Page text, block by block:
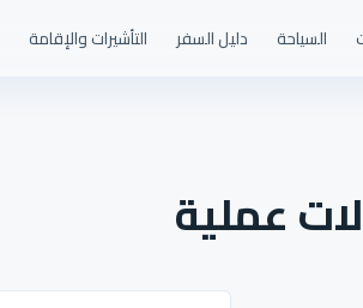
السياحة دليل السفر التأشيرات والإقامة
عملية